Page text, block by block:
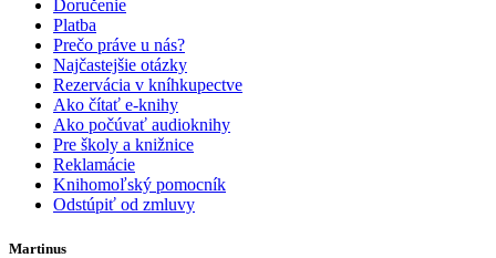
Doručenie
Platba
Prečo práve u nás?
Najčastejšie otázky
Rezervácia v kníhkupectve
Ako čítať e-knihy
Ako počúvať audioknihy
Pre školy a knižnice
Reklamácie
Knihomoľský pomocník
Odstúpiť od zmluvy
Martinus